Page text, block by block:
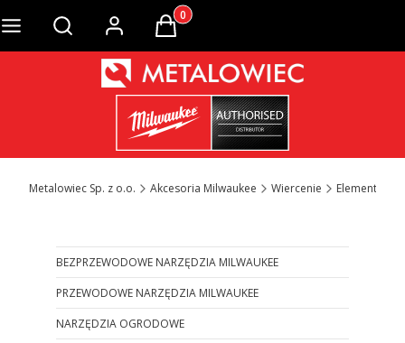
Otwórz wyszukiwarkęProdukty w koszyku: 0. Zobacz
Metalowiec Sp. z o.o. Akcesoria Milwaukee Wiercenie Elementy
BEZPRZEWODOWE NARZĘDZIA MILWAUKEE
PRZEWODOWE NARZĘDZIA MILWAUKEE
NARZĘDZIA OGRODOWE